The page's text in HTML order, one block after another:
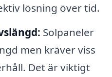
lösning över tid.
Solpaneler
men kräver viss
Det är viktigt